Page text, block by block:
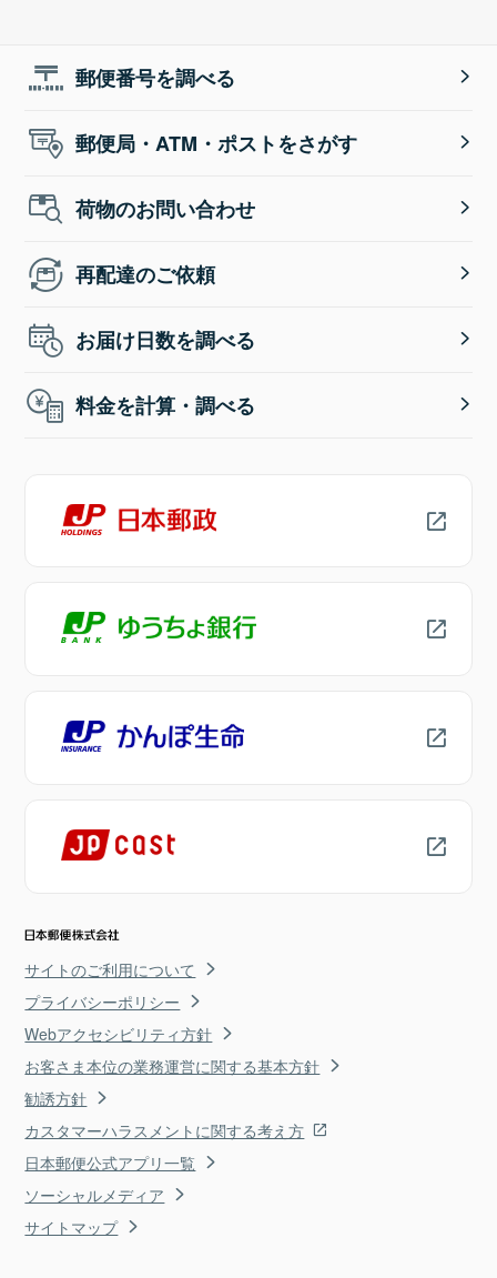
郵便番号を調べる
郵便局・ATM・ポストをさがす
荷物のお問い合わせ
再配達のご依頼
お届け日数を調べる
料金を計算・調べる
サイトのご利用について
プライバシーポリシー
Webアクセシビリティ方針
お客さま本位の業務運営に関する基本方針
勧誘方針
カスタマーハラスメントに関する考え方
日本郵便公式アプリ一覧
ソーシャルメディア
サイトマップ